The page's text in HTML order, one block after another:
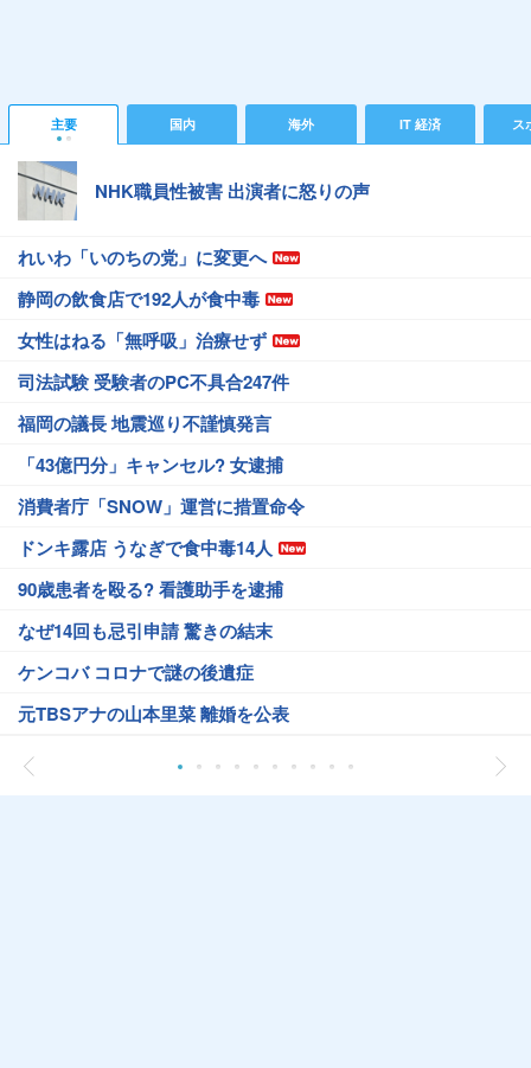
主要 国内 海外 IT 経済 ス
NHK職員性被害 出演者に怒りの声
れいわ「いのちの党」に変更へ
静岡の飲食店で192人が食中毒
女性はねる「無呼吸」治療せず
司法試験 受験者のPC不具合247件
福岡の議長 地震巡り不謹慎発言
「43億円分」キャンセル? 女逮捕
消費者庁「SNOW」運営に措置命令
ドンキ露店 うなぎで食中毒14人
90歳患者を殴る? 看護助手を逮捕
なぜ14回も忌引申請 驚きの結末
ケンコバ コロナで謎の後遺症
元TBSアナの山本里菜 離婚を公表